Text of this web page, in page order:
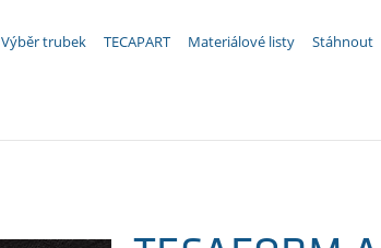
Výběr trubek TECAPART Materiálové listy Stáhnout